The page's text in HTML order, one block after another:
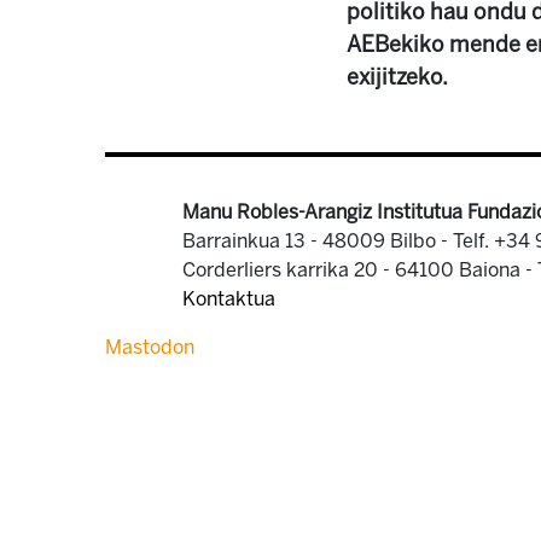
politiko hau ondu
AEBekiko mende
exijitzeko.
Manu Robles-Arangiz Institutua
Barrainkua 13 - 48009 Bilbo - Telf. +34
Corderliers karrika 20 - 64100 Baiona -
Kontaktua
Mastodon